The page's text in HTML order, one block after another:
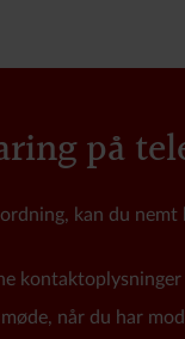
på
kan du
når du har